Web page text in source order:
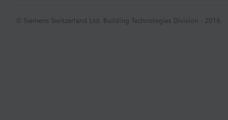
© Siemens Switzerland Ltd. Building Technologies Division - 2016